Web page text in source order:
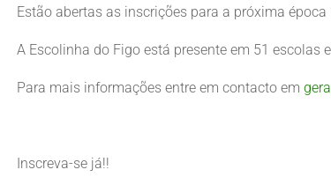
Estão abertas as inscrições para a próxima
A Escolinha do Figo está presente em 51 escolas
Para mais informações entre em contacto em
Inscreva-se já!!